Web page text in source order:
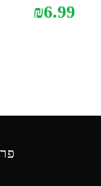
₪6.99